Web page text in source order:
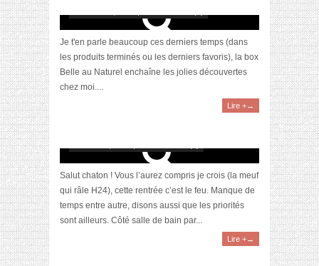
Je t'en parle beaucoup ces derniers temps (dans
les produits terminés ou les derniers favoris), la box
Belle au Naturel enchaîne les jolies découvertes
chez moi....
Lire +→
[Découverte] Nouvelle routine bio, made in
Salut chaton ! Vous l’aurez compris je crois (la meuf
qui râle H24), cette rentrée c’est le feu. Manque de
temps entre autre, disons aussi que les priorités
sont ailleurs. Côté salle de bain par...
Lire +→